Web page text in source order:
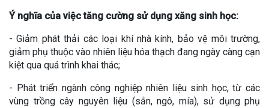
Ý nghĩa của việc tăng cường sử dụng xăng sinh học:
- Giảm phát thải các loại khí nhà kính, bảo vệ môi trường,
giảm phụ thuộc vào nhiên liệu hóa thạch đang ngày càng cạn
kiệt qua quá trình khai thác;
- Phát triển ngành công nghiệp nhiên liệu sinh học, từ các
vùng trồng cây nguyên liệu (sắn, ngô, mía), sử dụng phụ